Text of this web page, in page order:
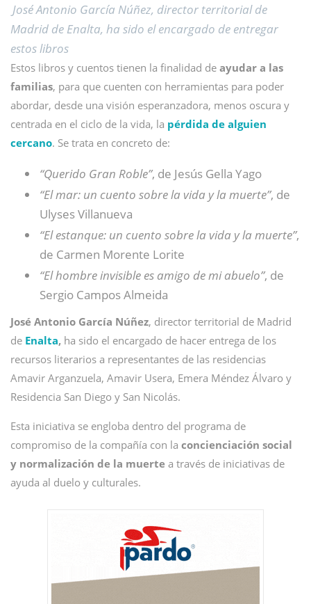
José Antonio García Núñez, director territorial de
Madrid de Enalta, ha sido el encargado de entregar
estos libros
Estos libros y cuentos tienen la finalidad de ayudar a las
familias, para que cuenten con herramientas para poder
abordar, desde una visión esperanzadora, menos oscura y
centrada en el ciclo de la vida, la pérdida de alguien
cercano. Se trata en concreto de:
“Querido Gran Roble”, de Jesús Gella Yago
“El mar: un cuento sobre la vida y la muerte”, de
Ulyses Villanueva
“El estanque: un cuento sobre la vida y la muerte”,
de Carmen Morente Lorite
“El hombre invisible es amigo de mi abuelo”, de
Sergio Campos Almeida
José Antonio García Núñez, director territorial de Madrid
de Enalta, ha sido el encargado de hacer entrega de los
recursos literarios a representantes de las residencias
Amavir Arganzuela, Amavir Usera, Emera Méndez Álvaro y
Residencia San Diego y San Nicolás.
Esta iniciativa se engloba dentro del programa de
compromiso de la compañía con la concienciación social
y normalización de la muerte a través de iniciativas de
ayuda al duelo y culturales.